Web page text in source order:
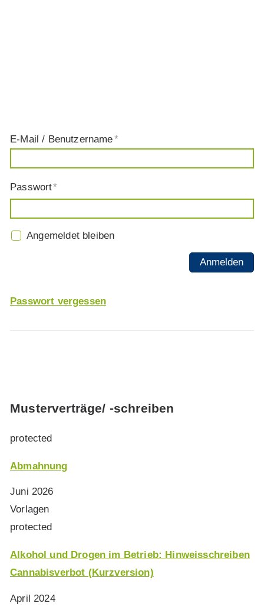
E-Mail / Benutzername*
Passwort*
Angemeldet bleiben
Anmelden
Passwort vergessen
Musterverträge/ -schreiben
protected
Abmahnung
Juni 2026
Vorlagen
protected
Alkohol und Drogen im Betrieb: Hinweisschreiben
Cannabisverbot (Kurzversion)
April 2024